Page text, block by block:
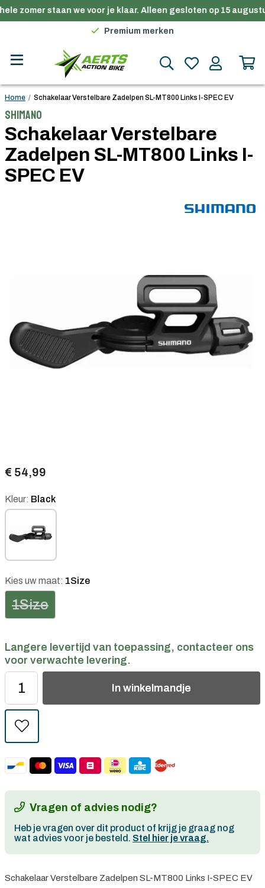
zomer staan we voor je klaar. Alleen gesloten op 15
Gratis verzending in België vanaf €100
Premium merken
Gratis verzending in België vanaf €100
Home / Schakelaar Verstelbare Zadelpen SL-MT800 Links I-SPEC EV
Shimano
Schakelaar Verstelbare
Zadelpen SL-MT800 Links I-
SPEC EV
€ 54,99
Kleur: Black
Kies uw maat: 1Size
1Size
Langere levertijd van toepassing, contacteer ons
voor verwachte levering.
In winkelmandje
Vragen of advies nodig?
Heb je vragen over dit product of krijg je graag nog
wat advies voor je besteld. Stel hier je vraag.
Schakelaar Verstelbare Zadelpen SL-MT800 Links I-SPEC EV
Gratis verzending in België vanaf €100